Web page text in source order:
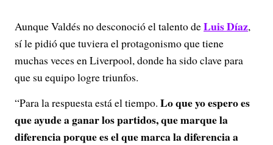
Aunque Valdés no desconoció el talento deLuis Díaz,
sí le pidió que tuviera el protagonismo que tiene
muchas veces en Liverpool, donde ha sido clave para
que su equipo logre triunfos.
“Para la respuesta está el tiempo. Lo que yo espero es
que ayude a ganar los partidos, que marque la
diferencia porque es el que marca la diferencia a